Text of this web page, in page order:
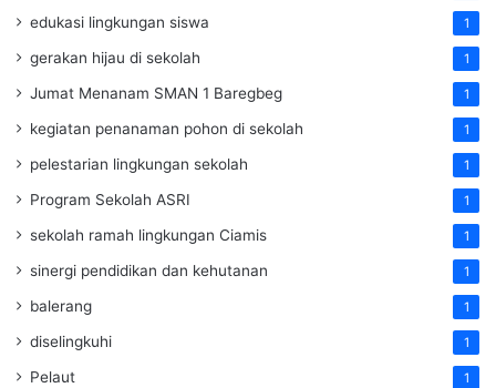
edukasi lingkungan siswa 1
gerakan hijau di sekolah 1
Jumat Menanam SMAN 1 Baregbeg 1
kegiatan penanaman pohon di sekolah 1
pelestarian lingkungan sekolah 1
Program Sekolah ASRI 1
sekolah ramah lingkungan Ciamis 1
sinergi pendidikan dan kehutanan 1
balerang 1
diselingkuhi 1
Pelaut 1